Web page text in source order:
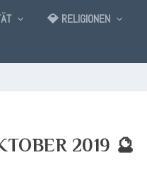
💎 RELIGIONEN
2019 🔮